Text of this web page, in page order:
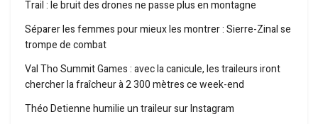
Trail : le bruit des drones ne passe plus en montagne
Séparer les femmes pour mieux les montrer : Sierre-Zinal se
trompe de combat
Val Tho Summit Games : avec la canicule, les traileurs iront
chercher la fraîcheur à 2 300 mètres ce week-end
Théo Detienne humilie un traileur sur Instagram